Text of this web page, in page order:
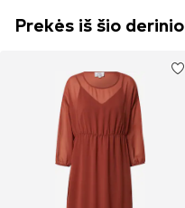
Prekės iš šio derinio